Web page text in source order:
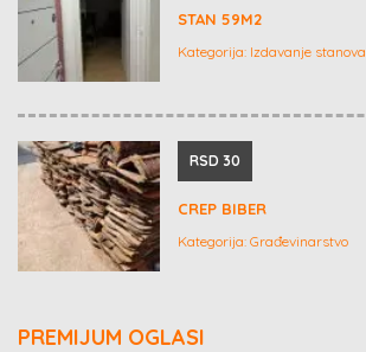
STAN 59M2
Kategorija: Izdavanje stanova
RSD 30
CREP BIBER
Kategorija: Građevinarstvo
PREMIJUM OGLASI